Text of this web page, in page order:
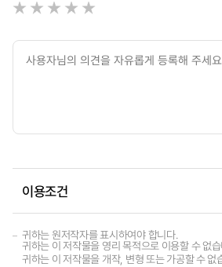
이용조건
귀하는 원저작자를 표시하여야 합니다.
귀하는 이 저작물을 영리 목적으로 이용할 수 없
귀하는 이 저작물을 개작, 변형 또는 가공할 수 없